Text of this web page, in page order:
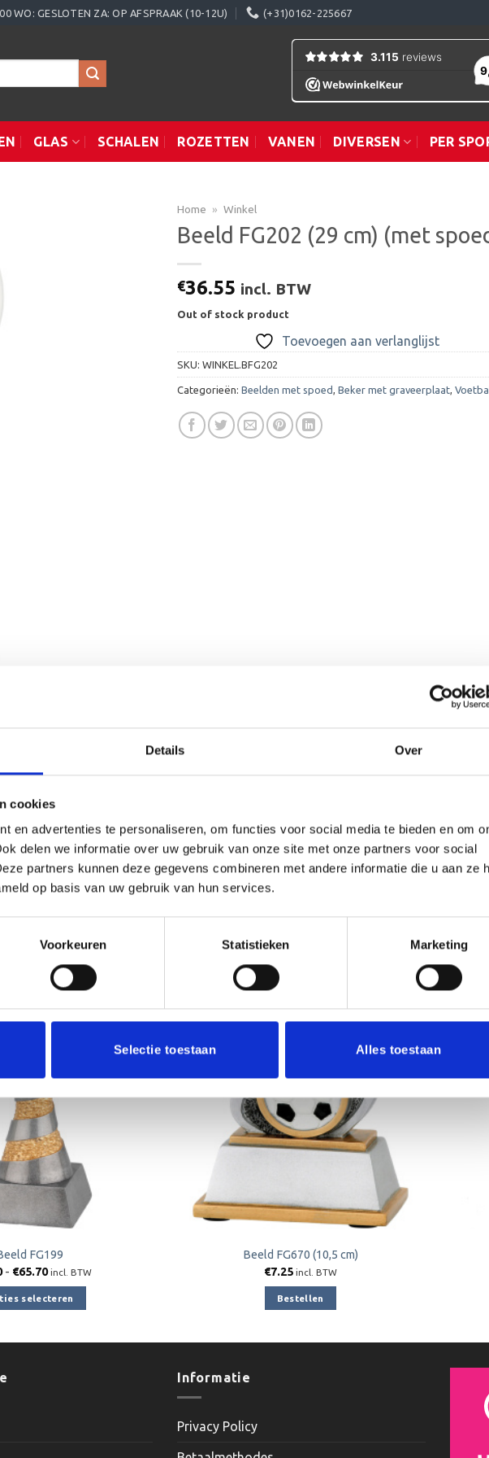
Details Over
cookies
en advertenties te personaliseren, om functies voor social media te bieden en om
delen we informatie over uw gebruik van onze site met onze partners voor social
partners kunnen deze gegevens combineren met andere informatie die u aan ze
op basis van uw gebruik van hun services.
Voorkeuren Statistieken Marketing
Selectie toestaan Alles toestaan
WO: GESLOTEN ZA: OP AFSPRAAK (10-12U) (+31)0162-225667
GLAS SCHALEN ROZETTEN VANEN DIVERSEN PER
Home » Winkel
Beeld FG202 (29 cm) (met
€36.55 incl. BTW
Out of stock product
Toevoegen aan verlanglijst
SKU: WINKEL.BFG202
Categorieën: Beelden met spoed Beker met graveerplaat
aan
verlanglijst
FG199
- €65.70Prijsklasse:
tot
€65.70
incl. BTW
selecteren
aan
verlanglijst
Beeld FG670 (10,5 cm)
€7.25 incl. BTW
Bestellen
Informatie
Privacy Policy